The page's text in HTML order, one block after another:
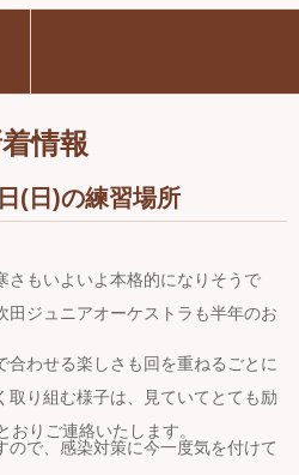
情報
(日)の練習場所
さもいよいよ本格的になりそうで
田ジュニアオーケストラも半年のお
わせる楽しさも回を重ねるごとに
取り組む様子は、見ていてとても励
おりご連絡いたします。
ので、感染対策に今一度気を付けて